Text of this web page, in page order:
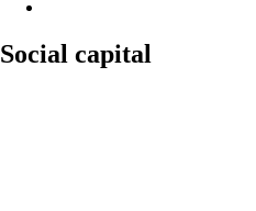
Social capital